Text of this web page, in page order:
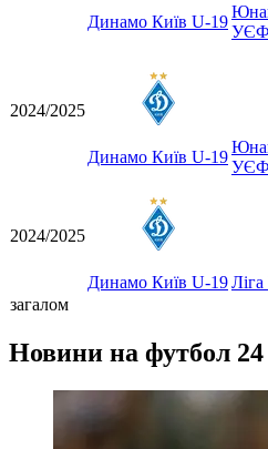
Динамо Київ U-19
2024/2025
Динамо Київ U-19
2024/2025
Динамо Київ U-19
загалом
Новини на футбол 24